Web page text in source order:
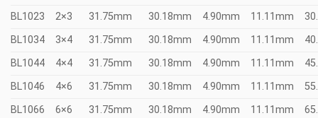
BL1023
2×3 31.75mm 30.18mm 4.90mm 11.11mm
BL1034
3×4 31.75mm 30.18mm 4.90mm 11.11mm
BL1044
4×4 31.75mm 30.18mm 4.90mm 11.11mm
BL1046
4×6 31.75mm 30.18mm 4.90mm 11.11mm
BL1066
6×6 31.75mm 30.18mm 4.90mm 11.11mm